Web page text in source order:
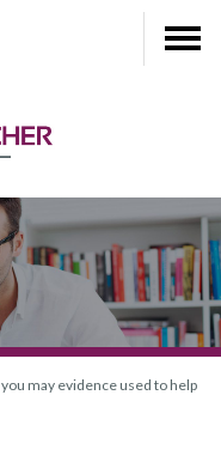
may evidence used to help